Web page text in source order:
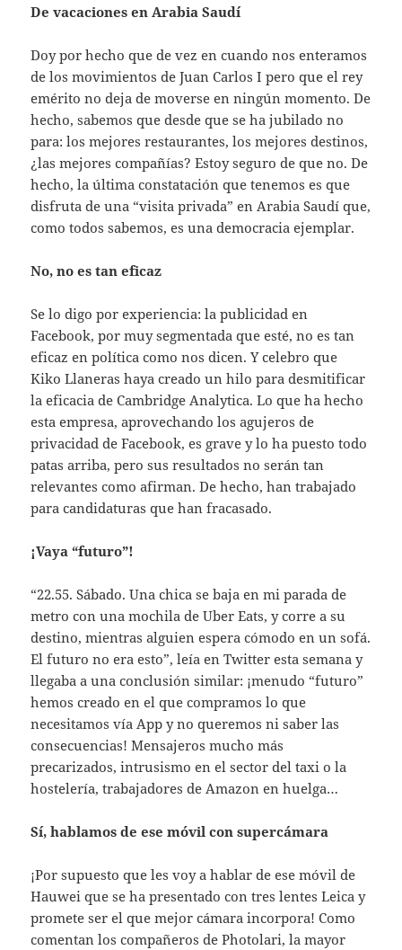
De vacaciones en Arabia Saudí
Doy por hecho que de vez en cuando nos enteramos
de los movimientos de Juan Carlos I pero que el rey
emérito no deja de moverse en ningún momento. De
hecho, sabemos que desde que se ha jubilado no
para: los mejores restaurantes, los mejores destinos,
¿las mejores compañías? Estoy seguro de que no. De
hecho, la última constatación que tenemos es que
disfruta de una “visita privada” en Arabia Saudí que,
como todos sabemos, es una democracia ejemplar.
No, no es tan eficaz
Se lo digo por experiencia: la publicidad en
Facebook, por muy segmentada que esté, no es tan
eficaz en política como nos dicen. Y celebro que
Kiko Llaneras haya creado un hilo para desmitificar
la eficacia de Cambridge Analytica. Lo que ha hecho
esta empresa, aprovechando los agujeros de
privacidad de Facebook, es grave y lo ha puesto todo
patas arriba, pero sus resultados no serán tan
relevantes como afirman. De hecho, han trabajado
para candidaturas que han fracasado.
¡Vaya “futuro”!
“22.55. Sábado. Una chica se baja en mi parada de
metro con una mochila de Uber Eats, y corre a su
destino, mientras alguien espera cómodo en un sofá.
El futuro no era esto”, leía en Twitter esta semana y
llegaba a una conclusión similar: ¡menudo “futuro”
hemos creado en el que compramos lo que
necesitamos vía App y no queremos ni saber las
consecuencias! Mensajeros mucho más
precarizados, intrusismo en el sector del taxi o la
hostelería, trabajadores de Amazon en huelga…
Sí, hablamos de ese móvil con supercámara
¡Por supuesto que les voy a hablar de ese móvil de
Hauwei que se ha presentado con tres lentes Leica y
promete ser el que mejor cámara incorpora! Como
comentan los compañeros de Photolari, la mayor